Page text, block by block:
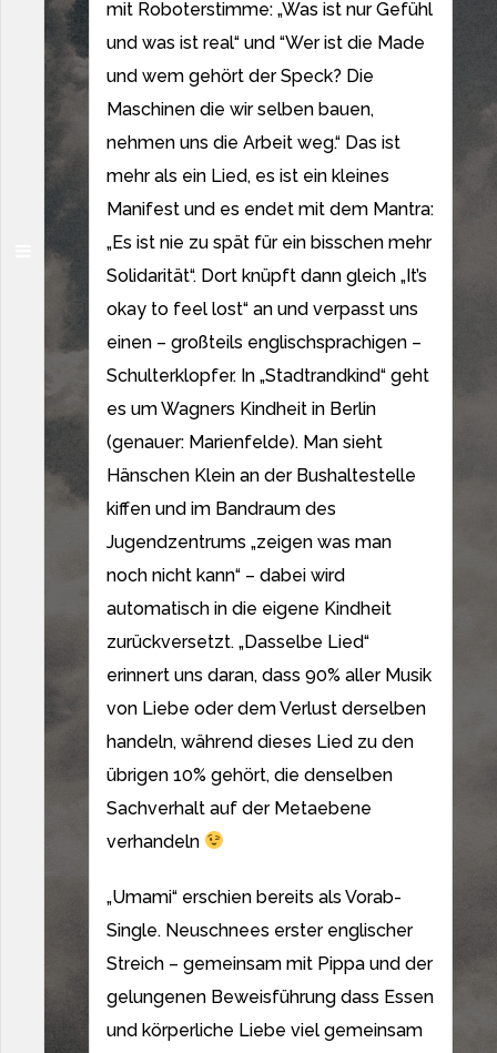
mit Roboterstimme: „Was ist nur Gefühl
und was ist real“ und “Wer ist die Made
und wem gehört der Speck? Die
Maschinen die wir selben bauen,
nehmen uns die Arbeit weg.“ Das ist
mehr als ein Lied, es ist ein kleines
Manifest und es endet mit dem Mantra:
„Es ist nie zu spät für ein bisschen mehr
Solidarität“. Dort knüpft dann gleich „It’s
okay to feel lost“ an und verpasst uns
einen – großteils englischsprachigen –
Schulterklopfer. In „Stadtrandkind“ geht
es um Wagners Kindheit in Berlin
(genauer: Marienfelde). Man sieht
Hänschen Klein an der Bushaltestelle
kiffen und im Bandraum des
Jugendzentrums „zeigen was man
noch nicht kann“ – dabei wird
automatisch in die eigene Kindheit
zurückversetzt. „Dasselbe Lied“
erinnert uns daran, dass 90% aller Musik
von Liebe oder dem Verlust derselben
handeln, während dieses Lied zu den
übrigen 10% gehört, die denselben
Sachverhalt auf der Metaebene
verhandeln
„Umami“ erschien bereits als Vorab-
Single. Neuschnees erster englischer
Streich – gemeinsam mit Pippa und der
gelungenen Beweisführung dass Essen
und körperliche Liebe viel gemeinsam